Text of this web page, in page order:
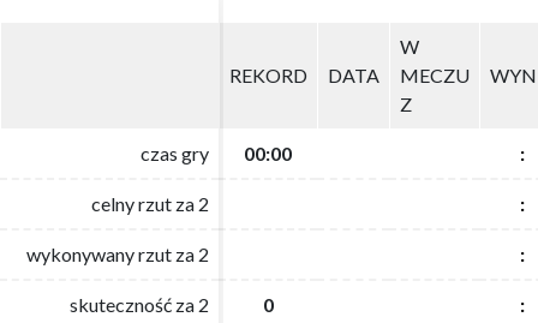
REKORD DATA
W
MECZU
Z
czas gry 00:00 :
celny rzut za 2 :
wykonywany rzut za 2 :
skuteczność za 2 0 :
REKORD DATA
W
MECZU
Z
czas gry 00:00 :
celny rzut za 2 :
wykonywany rzut za 2 :
skuteczność za 2 0 :